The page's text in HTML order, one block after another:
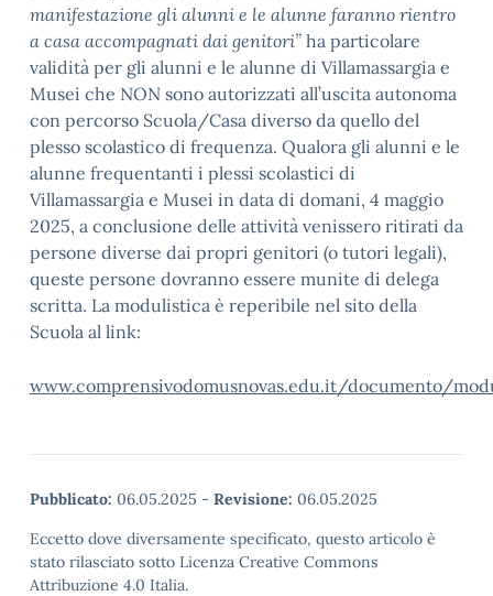
manifestazione gli alunni e le alunne faranno rientro
a casa accompagnati dai genitori” ha particolare
validità per gli alunni e le alunne di Villamassargia e
Musei che NON sono autorizzati all’uscita autonoma
con percorso Scuola/Casa diverso da quello del
plesso scolastico di frequenza. Qualora gli alunni e le
alunne frequentanti i plessi scolastici di
Villamassargia e Musei in data di domani, 4 maggio
2025, a conclusione delle attività venissero ritirati da
persone diverse dai propri genitori (o tutori legali),
queste persone dovranno essere munite di delega
scritta. La modulistica è reperibile nel sito della
Scuola al link:
www.comprensivodomusnovas.edu.it/documento/
Pubblicato: 06.05.2025 - Revisione: 06.05.2025
Eccetto dove diversamente specificato, questo articolo è
stato rilasciato sotto Licenza Creative Commons
Attribuzione 4.0 Italia.